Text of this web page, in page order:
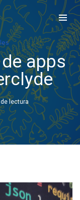
apps
lectura